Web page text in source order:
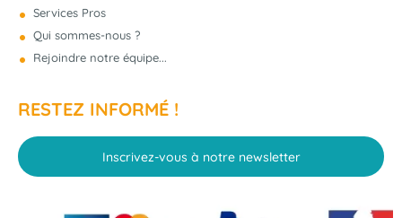
Services Pros
Qui sommes-nous ?
Rejoindre notre équipe...
RESTEZ INFORMÉ !
Inscrivez-vous à notre newsletter